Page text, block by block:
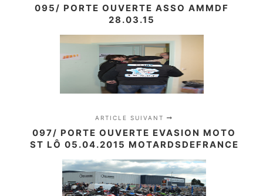
095/ PORTE OUVERTE ASSO AMMDF
28.03.15
ARTICLE SUIVANT
097/ PORTE OUVERTE EVASION MOTO
ST LÔ 05.04.2015 MOTARDSDEFRANCE